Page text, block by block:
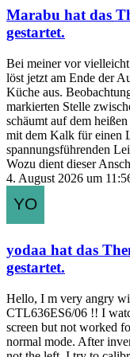
Marabu hat das
gestartet.
Bei meiner vor
löst jetzt am Ende der
Küche aus.
markierten Stelle
schäumt auf dem
mit dem Kalk für einen
spannungsführenden
Wozu dient dieser
4. August 2026 um
yodaa hat das
gestartet.
Hello, I m very angry
CTL636ES6/06 !! I
screen but not worked
normal mode. After